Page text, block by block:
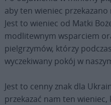
aby ten wieniec
Jest to wieniec od Matki
modlitewnym wsparciem
pielgrzymów, którzy
wyczekiwany pokój w
Jest to cenny znak dla
przekazać nam ten wieniec,